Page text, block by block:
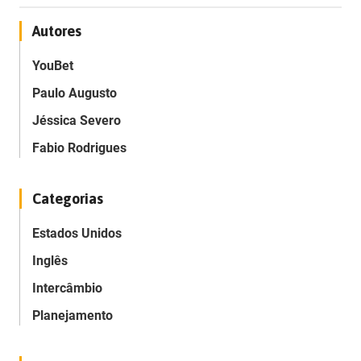
Autores
YouBet
Paulo Augusto
Jéssica Severo
Fabio Rodrigues
Categorias
Estados Unidos
Inglês
Intercâmbio
Planejamento